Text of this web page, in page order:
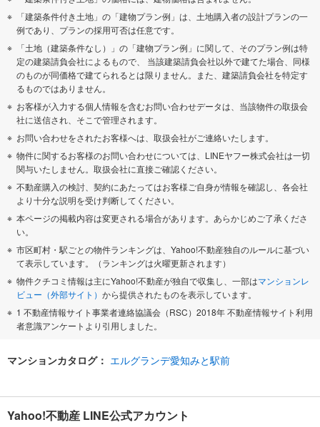
「建築条件付き土地」の「建物プラン例」は、土地購入者の設計プランの一
例であり、プランの採用可否は任意です。
「土地（建築条件なし）」の「建物プラン例」に関して、そのプラン例は特
定の建築請負会社によるもので、 当該建築請負会社以外で建てた場合、同様
のものが同価格で建てられるとは限りません。また、建築請負会社を特定す
るものではありません。
お客様が入力する個人情報を含むお問い合わせデータは、当該物件の取扱会
社に送信され、そこで管理されます。
お問い合わせをされたお客様へは、取扱会社がご連絡いたします。
物件に関するお客様のお問い合わせについては、LINEヤフー株式会社は一切
関与いたしません。取扱会社に直接ご確認ください。
不動産購入の検討、契約にあたってはお客様ご自身が情報を確認し、各会社
より十分な説明を受け判断してください。
本ページの掲載内容は変更される場合があります。あらかじめご了承くださ
い。
市区町村・駅ごとの物件ランキングは、Yahoo!不動産独自のルールに基づい
て表示しています。（ランキングは火曜更新されます）
物件クチコミ情報は主にYahoo!不動産が独自で収集し、一部はマンションレ
ビュー（外部サイト） から提供されたものを表示しています。
1 不動産情報サイト事業者連絡協議会（RSC）2018年 不動産情報サイト利用
者意識アンケートより引用しました。
マンションカタログ： エルグランデ愛知みと駅前
Yahoo!不動産 LINE公式アカウント